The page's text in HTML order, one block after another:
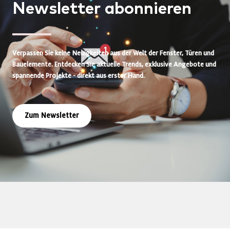
Newsletter abonnieren
Verpassen Sie keine Neuigkeiten aus der Welt der Fenster, Türen und
Bauelemente. Entdecken Sie aktuelle Trends, exklusive Angebote und
spannende Projekte - direkt aus erster Hand.
Zum Newsletter